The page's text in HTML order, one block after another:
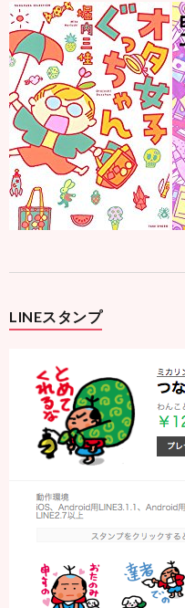
LINEスタンプ